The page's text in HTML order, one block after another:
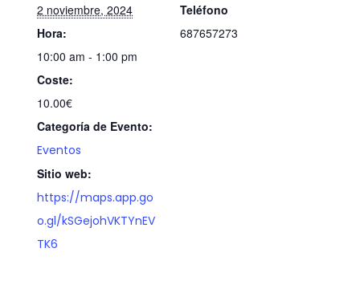
2 noviembre, 2024
Hora:
10:00 am - 1:00 pm
Coste:
10.00€
Categoría de Evento:
Eventos
Sitio web:
https://maps.app.go
o.gl/kSGejohVKTYnEV
TK6
Teléfono
687657273